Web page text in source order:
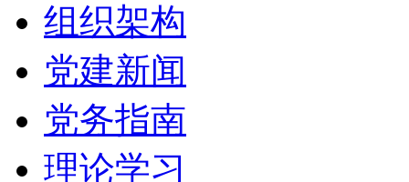
组织架构
党建新闻
党务指南
理论学习